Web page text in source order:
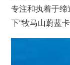
专注和执着于
下“牧马山蔚蓝